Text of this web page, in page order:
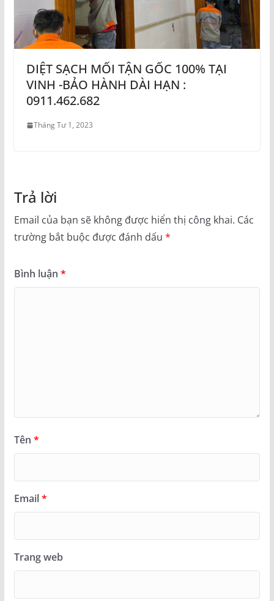
DIỆT SẠCH MỐI TẬN GỐC 100% TẠI
VINH -BẢO HÀNH DÀI HẠN :
0911.462.682
Tháng Tư 1, 2023
Trả lời
Email của bạn sẽ không được hiển thị công khai. Các
trường bắt buộc được đánh dấu *
Bình luận *
Tên *
Email*
Trang web